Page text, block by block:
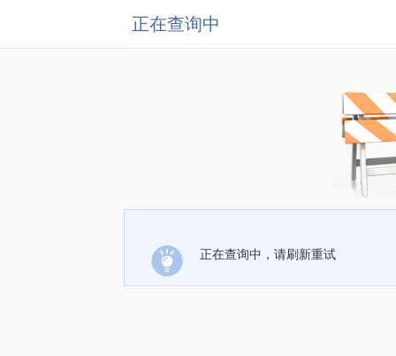
正在查询中
正在查询中，请刷新重试